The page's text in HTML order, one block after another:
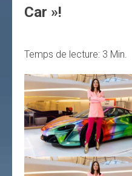
Car »!
Temps de lecture: 3 Min.